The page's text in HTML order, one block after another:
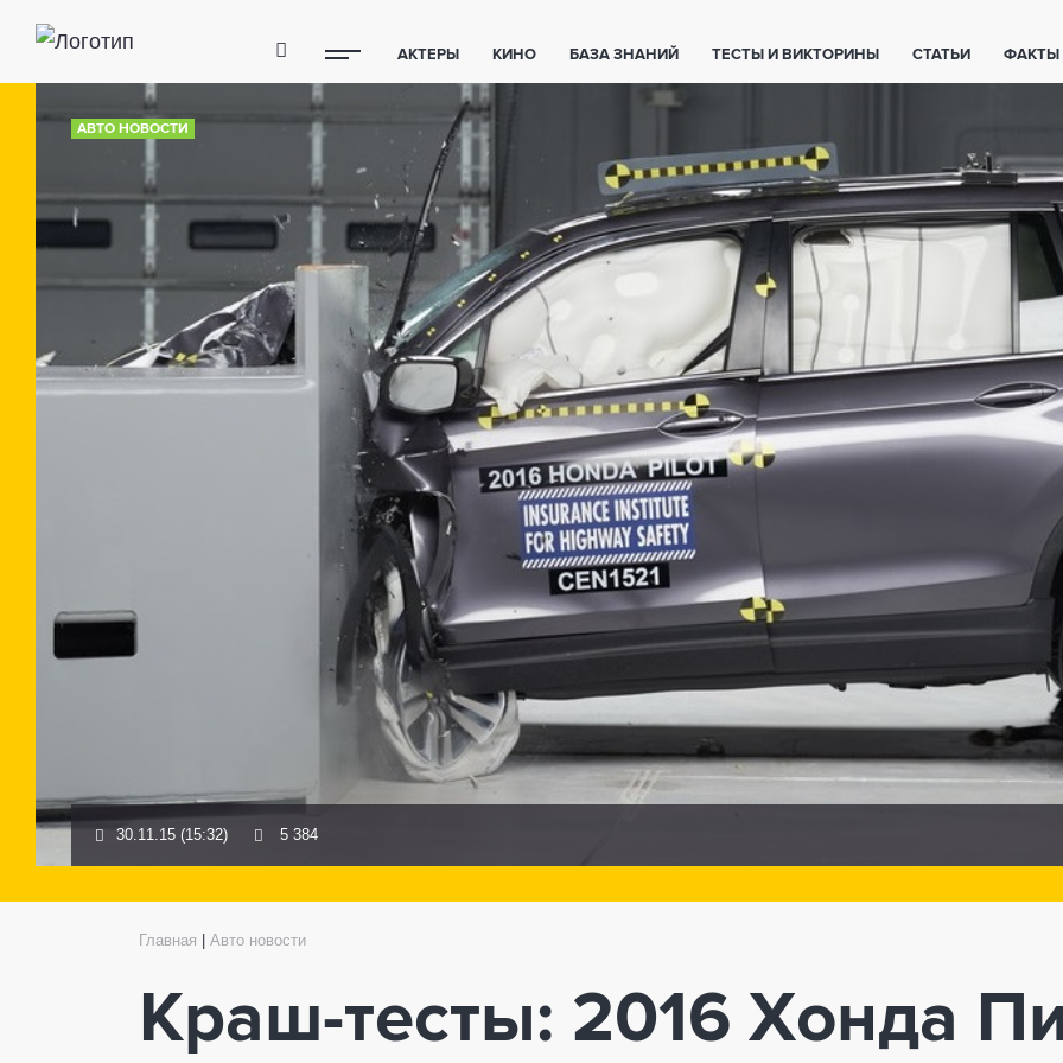
АКТЕРЫ КИНО БАЗА ЗНАНИЙ ТЕСТЫ И ВИКТОРИНЫ СТАТЬИ ФАКТЫ
ПОЛЕЗНЫЕ СОВЕТЫ
ФИТНЕС
АВТО НОВОСТИ
30.11.15 (15:32) 5 384
Главная Авто новости
Краш-тесты: 2016 Хонда